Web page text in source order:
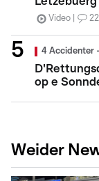
Video 22
4 Accidenter
op e
Weider